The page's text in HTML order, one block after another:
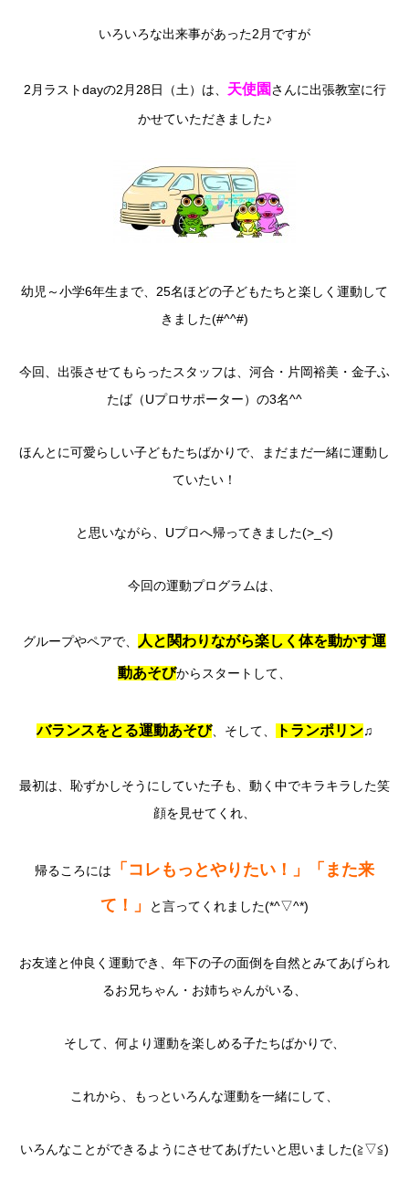
いろいろな出来事があった2月ですが
2月ラストdayの2月28日（土）は、 天使園さんに出張教室に行
かせていただきました♪
幼児～小学6年生まで、25名ほどの子どもたちと楽しく運動して
きました(#^^#)
今回、出張させてもらったスタッフは、河合・片岡裕美・金子ふ
たば（Uプロサポーター）の3名^^
ほんとに可愛らしい子どもたちばかりで、まだまだ一緒に運動し
ていたい！
と思いながら、Uプロへ帰ってきました(>_<)
今回の運動プログラムは、
グループやペアで、 人と関わりながら楽しく体を動かす運
動あそびからスタートして、
バランスをとる運動あそび、そして、 トランポリン♫
最初は、恥ずかしそうにしていた子も、動く中でキラキラした笑
顔を見せてくれ、
帰るころには
「コレもっとやりたい！」「また来
て！」
と言ってくれました(*^▽^*)
お友達と仲良く運動でき、年下の子の面倒を自然とみてあげられ
るお兄ちゃん・お姉ちゃんがいる、
そして、何より運動を楽しめる子たちばかりで、
これから、もっといろんな運動を一緒にして、
いろんなことができるようにさせてあげたいと思いました(≧▽≦)